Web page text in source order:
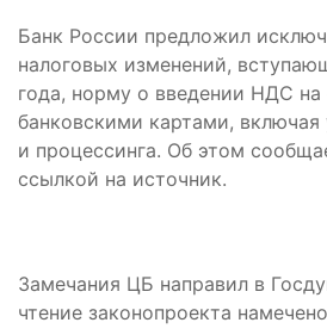
Банк России предложил
налоговых изменений,
года, норму о введении НДС на
банковскими картами, включая
и процессинга. Об этом
ссылкой на источник.
Замечания ЦБ направил в
чтение законопроекта